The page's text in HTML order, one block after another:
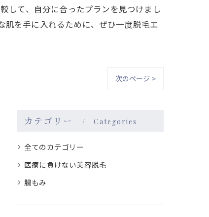
して、自分に合ったプランを見つけまし
肌を手に入れるために、ぜひ一度脱毛エ
次のページ >
カテゴリー Categories
全てのカテゴリー
医療に負けない美容脱毛
腸もみ